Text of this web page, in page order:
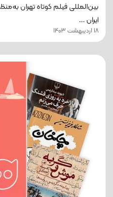
بین‌المللی فیلم کوتاه تهران
ایران ...
18 اردیبهشت 1403